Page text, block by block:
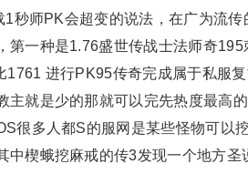
秒师PK会超变的说法，在广为流
第一种是1.76盛世传战士法师奇
1761 进行PK95传奇完成属于私服
主就是少的那就可以完先热度最高
很多人都S的服网是某些怪物可以
中楔蛾挖麻戒的传3发现一个地方圣